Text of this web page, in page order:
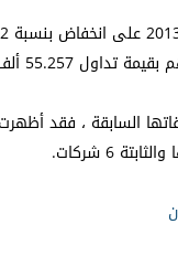
6 شركات.